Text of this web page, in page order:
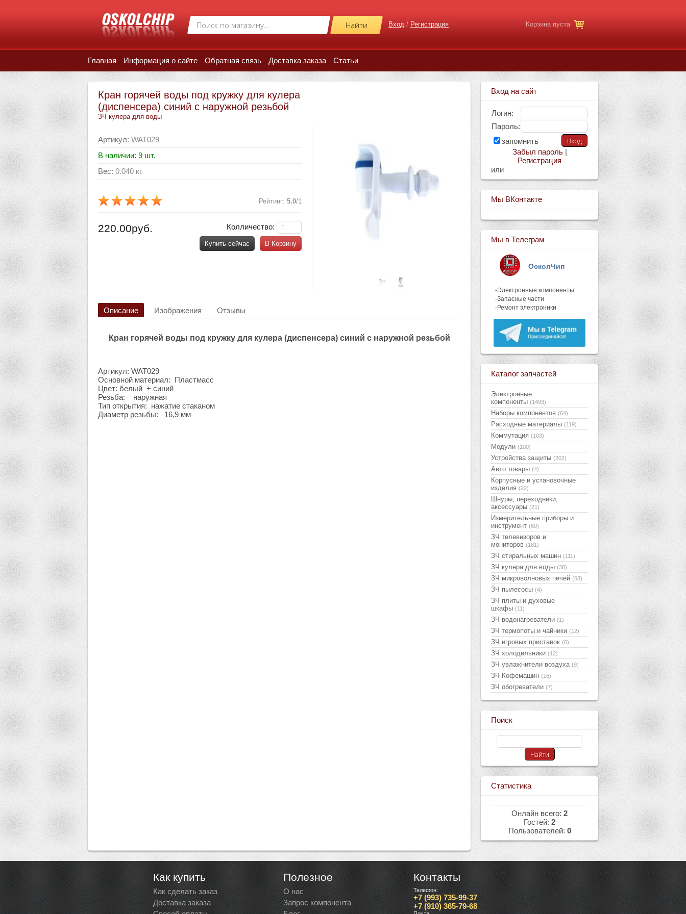
Корзина пуста
Вход / Регистрация
Главная Информация о сайте Обратная связь Доставка заказа Статьи
Кран горячей воды под кружку для кулера
(диспенсера) синий с наружной резьбой
ЗЧ кулера для воды
Артикул: WAT029
В наличии: 9 шт.
Вес: 0.040 кг.
Рейтинг: 5.0/1
Колличество:
В Корзину
Купить сейчас
220.00руб.
Описание Изображения Отзывы
Кран горячей воды под кружку для кулера (диспенсера) синий с наружной резьбой
Артикул: WAT029
Основной материал: Пластмасс
Цвет: белый + синий
Резьба: наружная
Тип открытия: нажатие стаканом
Диаметр резьбы: 16,9 мм
Вход на сайт
Логин:
Пароль:
запомнить
Забыл пароль|
Регистрация
или
Мы ВКонтакте
Мы в Телеграм
ОсколЧип
-Электронные компоненты
-Запасные части
-Ремонт электроники
Каталог запчастей
Электронные
компоненты (1493)
Наборы компонентов (64)
Расходные материалы (119)
Коммутация (103)
Модули (100)
Устройства защиты (202)
Авто товары (4)
Корпусные и установочные
изделия (22)
Шнуры, переходники,
аксессуары (21)
Измерительные приборы и
инструмент (60)
ЗЧ телевизоров и
мониторов (181)
ЗЧ стиральных машин (111)
ЗЧ кулера для воды (38)
ЗЧ микроволновых печей (68)
ЗЧ пылесосы (4)
ЗЧ плиты и духовые
шкафы (11)
ЗЧ водонагреватели (1)
ЗЧ термопоты и чайники (12)
ЗЧ игровых приставок (6)
ЗЧ холодильники (12)
ЗЧ увлажнители воздуха (9)
ЗЧ Кофемашин (16)
ЗЧ обогреватели (7)
Поиск
Статистика
Онлайн всего: 2
Гостей: 2
Пользователей: 0
Как купить
Как сделать заказ
Доставка заказа
Полезное
О нас
Запрос компонента
Контакты
Телефон:
+7 (993) 735-99-37
+7 (910) 365-79-68